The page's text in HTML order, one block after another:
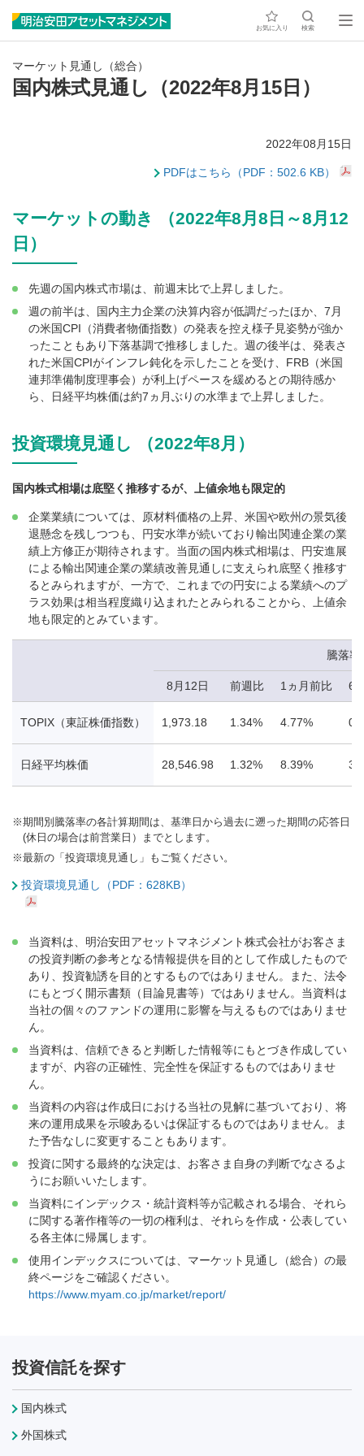
お気に入り 検索
マーケット見通し（総合）
国内株式見通し（2022年8月15日）
2022年08月15日
PDFはこちら（PDF：502.6 KB）
マーケットの動き （2022年8月8日～8月12
日）
先週の国内株式市場は、前週末比で上昇しました。
週の前半は、国内主力企業の決算内容が低調だったほか、7月
の米国CPI（消費者物価指数）の発表を控え様子見姿勢が強か
ったこともあり下落基調で推移しました。週の後半は、発表さ
れた米国CPIがインフレ鈍化を示したことを受け、FRB（米国
連邦準備制度理事会）が利上げペースを緩めるとの期待感か
ら、日経平均株価は約7ヵ月ぶりの水準まで上昇しました。
投資環境見通し （2022年8月）
国内株式相場は底堅く推移するが、上値余地も限定的
企業業績については、原材料価格の上昇、米国や欧州の景気後
退懸念を残しつつも、円安水準が続いており輸出関連企業の業
績上方修正が期待されます。当面の国内株式相場は、円安進展
による輸出関連企業の業績改善見通しに支えられ底堅く推移す
るとみられますが、一方で、これまでの円安による業績へのプ
ラス効果は相当程度織り込まれたとみられることから、上値余
地も限定的とみています。
騰落率
8月12日 前週比 1ヵ月前比 6
TOPIX（東証株価指数） 1,973.18 1.34% 4.77%
日経平均株価 28,546.98 1.32% 8.39%
※期間別騰落率の各計算期間は、基準日から過去に遡った期間の応答日
(休日の場合は前営業日）までとします。
※最新の「投資環境見通し」もご覧ください。
投資環境見通し（PDF：628KB）
当資料は、明治安田アセットマネジメント株式会社がお客さま
の投資判断の参考となる情報提供を目的として作成したもので
あり、投資勧誘を目的とするものではありません。また、法令
にもとづく開示書類（目論見書等）ではありません。当資料は
当社の個々のファンドの運用に影響を与えるものではありませ
ん。
当資料は、信頼できると判断した情報等にもとづき作成してい
ますが、内容の正確性、完全性を保証するものではありませ
ん。
当資料の内容は作成日における当社の見解に基づいており、将
来の運用成果を示唆あるいは保証するものではありません。ま
た予告なしに変更することもあります。
投資に関する最終的な決定は、お客さま自身の判断でなさるよ
うにお願いいたします。
当資料にインデックス・統計資料等が記載される場合、それら
に関する著作権等の一切の権利は、それらを作成・公表してい
る各主体に帰属します。
使用インデックスについては、マーケット見通し（総合）の最
終ページをご確認ください。
https://www.myam.co.jp/market/report/
投資信託を探す
国内株式
外国株式